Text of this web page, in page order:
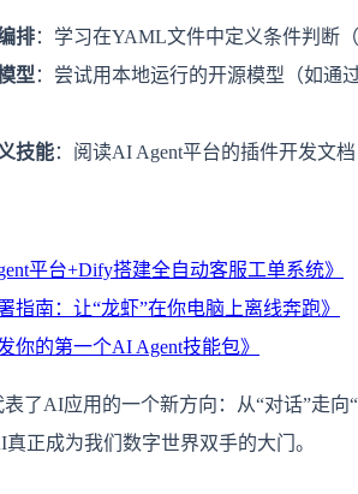
排：学习在YAML文件中定义条件判断
型 ：尝试用本地运行的开源模型（如通
技能：阅读AI Agent平台的插件开发文
平台+Dify搭建全自动客服工单系统》
指南：让“龙虾”在你电脑上离线奔跑》
你的第一个AI Agent技能包》
表了AI应用的一个新方向：从“对话”走
正成为我们数字世界双手的大门。